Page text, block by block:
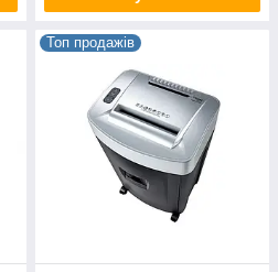
Топ продажів